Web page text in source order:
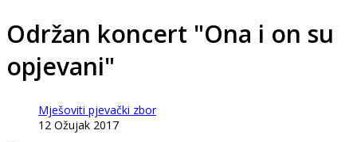
Održan koncert "Ona i on su
opjevani"
Mješoviti pjevački zbor
12 Ožujak 2017